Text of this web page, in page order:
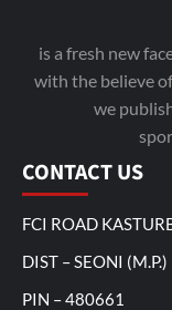
is a fresh new
with the believe
we
CONTACT US
FCI ROAD
DIST – SEONI (M.P.)
PIN – 480661